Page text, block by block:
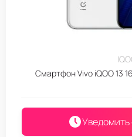
Смартфон Vivo iQOO 13
Уведомить